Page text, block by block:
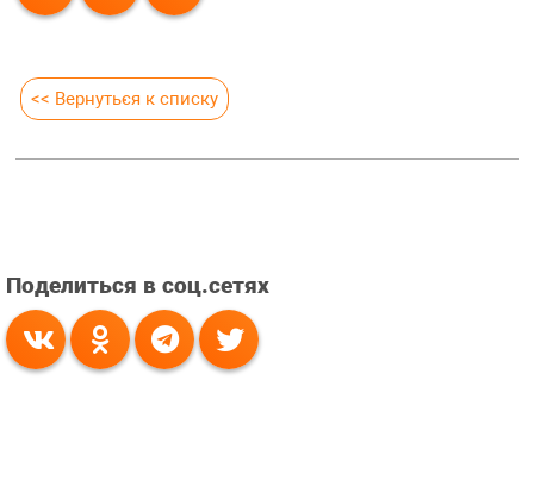
<< Вернуться к списку
Поделиться в соц.сетях